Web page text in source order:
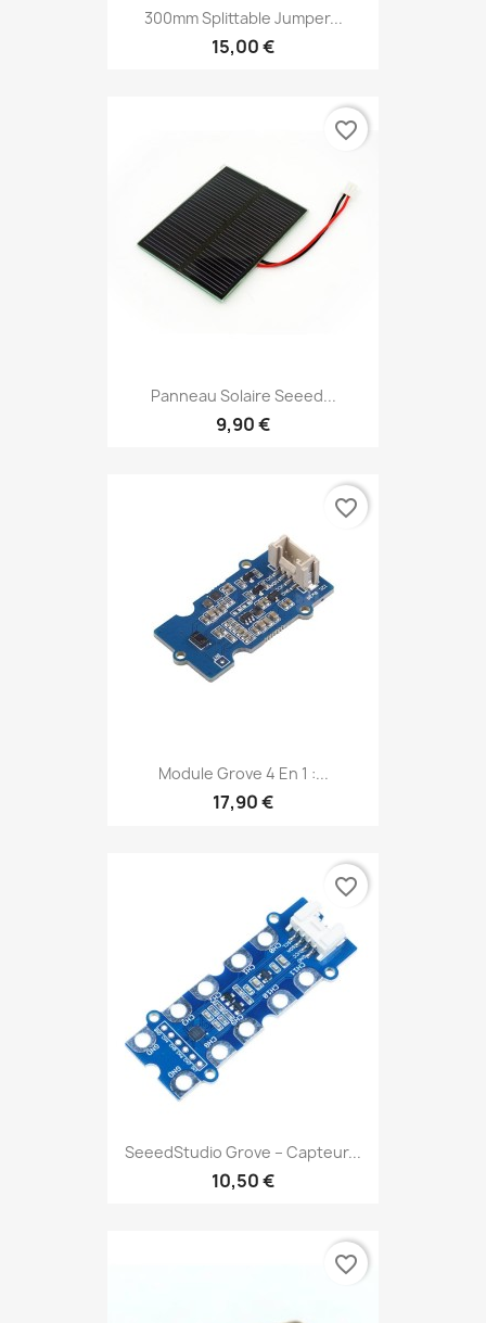
300mm Splittable Jumper...
15,00 €
Panneau Solaire Seeed...
9,90 €
favorite_border
Module Grove 4 En 1 :...
17,90 €
favorite_border
SeeedStudio Grove – Capteur...
10,50 €
favorite_border
favorite_border